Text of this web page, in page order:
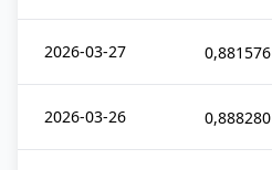
2026-03-27 0,881576
2026-03-26 0,888280